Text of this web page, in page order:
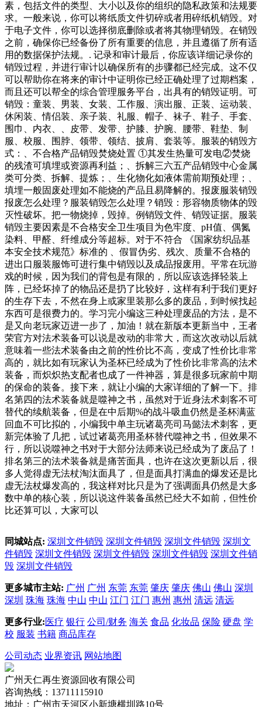
素，包括文件的类型、大小以及你的组织的隐私政策和法规要
求。一般来说，你可以将纸质文件切碎或者用碎纸机销毁。对
于电子文件，你可以选择彻底删除或者将其物理销毁。在销毁
之前，确保你已经备份了所有重要的信息，并且遵循了所有适
用的数据保护法规。. 记录和审计最后，你应该详细记录你的
销毁过程，并进行审计以确保所有的步骤都已经完成。这不仅
可以帮助你在将来的审计中证明你已经正确处理了过期档案，
而且还可以帮全的综合管理服务平台，出具有的销毁证明。可
销毁：童装、男装、女装、工作服、演出服、正装、运动装、
休闲装、情侣装、亲子装、礼服、帽子、袜子、鞋子、手套、
围巾、内衣、、皮带、发带、护膝、护腕、腰带、鞋垫、制
服、校服、围脖、领带、领结、披肩、套装等。服装的销毁方
式：、不合格产品销毁焚烧处置 ①其发生热量可发电②焚烧
的残渣可填埋或资源再利益；、拆解三六五产品销毁中心金属
类可分类、拆解、提炼；、生化物化如液体需前期预处理；、
填埋一般固废处理如不能烧的产品且易降解的。报废服装销毁
报废怎么处理？服装销毁怎么处理？销毁：形容物质物体的毁
灭性破坏。把一物烧掉，毁掉。例销毁文件、销毁证据。服装
销毁主要因素是不合格安全卫生项目为色牢度、pH值、偶氮
染料、甲醛、纤维成分等超标。对于不符合 《国家纺织品基
本安全技术规范》标准的 、假冒伪劣、残次、质量不合格的
进出口服装服饰可进行集中销毁以及成品报废用。平常在玩游
戏的时候，因为我们的背包是有限的，所以应该选择轻装上
阵，已经坏掉了的物品还是扔了比较好，这样有利于我们更好
的生存下去，不然在身上或家里装那么多的废品，到时候找起
东西可是很费力的。学习完小编这三种处理废品的方法，是不
是又向老玩家迈进一步了，加油！就在新版本更新当中，王者
荣官方对法术装备可以说是改动的非常大，而这次改动以后就
意味着一些法术装备由之前的性价比不高，变成了性价比非常
高的，就比如有玩家认为圣杯已经成为了性价比非常高的法术
装备，而炽炽热支配者也成了一件神器，算是很多玩家前中期
的保命的装备。接下来，就让小编的大家详细的了解一下。排
名第四的法术装备就是噬神之书，虽然对于近身法术刺客不可
替代的续航装备，但是在中后期%的战斗吸血仍然是圣杯满蓝
回血不可比拟的，小编我中单主玩诸葛亮司马懿法术刺客，更
新完体验了几把，试过诸葛亮用圣杯替代噬神之书，但效果不
行，所以说噬神之书对于大部分法师来说已经成为了废品了！
排名第三的法术装备就是痛苦面具，也许在这次更新以后，很
多人觉得虚无法杖淘汰面具了，但是面具打满血的爆发还是比
虚无法杖爆发高的，我这样对比只是为了强调面具仍然是大多
数中单的核心装，所以说这件装备虽然已经大不如前，但性价
比还算可以，大家可以
同城站点: 深圳文件销毁 深圳文件销毁 深圳文件销毁 深圳文
件销毁 深圳文件销毁 深圳文件销毁 深圳文件销毁 深圳文件销
毁 深圳文件销毁
更多城市主站: 广州 广州 东莞 东莞 肇庆 肇庆 佛山 佛山 深圳
深圳 珠海 珠海 中山 中山 江门 江门 惠州 惠州 清远 清远
更多行业: 医疗 银行 公司/财务 海关 食品 化妆品 保险 硬盘 学
校 服装 书籍 商品库存
公司动态 业界资讯 网站地图
广州天仁再生资源回收有限公司
咨询热线：13711115910
地址：广州市天河区小新塘横圳路10号